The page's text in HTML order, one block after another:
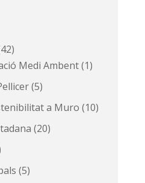
Medi Ambent(1)
(5)
a Muro (10)
(20)
(5)